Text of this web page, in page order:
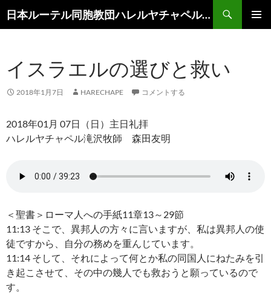
ン
ス
ッ
プ
日本ルーテル同胞教団ハレルヤチャペル滝沢
索
イスラエルの選びと救い
2018年1月7日 HARECHAPE コメントする
2018年01月 07日（日）主日礼拝
ハレルヤチャペル滝沢牧師 森田友明
＜聖書＞ローマ人への手紙11章13～29節
11:13 そこで、異邦人の方々に言いますが、私は異邦人の使
徒ですから、自分の務めを重んじています。
11:14 そして、それによって何とか私の同国人にねたみを引
き起こさせて、その中の幾人でも救おうと願っているので
す。